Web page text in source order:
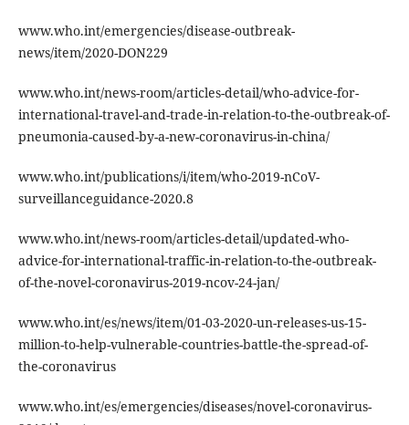
www.who.int/emergencies/disease-outbreak-
news/item/2020-DON229
www.who.int/news-room/articles-detail/who-advice-for-
international-travel-and-trade-in-relation-to-the-outbreak-of-
pneumonia-caused-by-a-new-coronavirus-in-china/
www.who.int/publications/i/item/who-2019-nCoV-
surveillanceguidance-2020.8
www.who.int/news-room/articles-detail/updated-who-
advice-for-international-traffic-in-relation-to-the-outbreak-
of-the-novel-coronavirus-2019-ncov-24-jan/
www.who.int/es/news/item/01-03-2020-un-releases-us-15-
million-to-help-vulnerable-countries-battle-the-spread-of-
the-coronavirus
www.who.int/es/emergencies/diseases/novel-coronavirus-